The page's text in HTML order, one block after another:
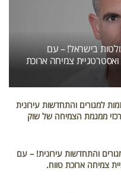
בישראל! – עם
ואסטרטגיית צמיחה ארוכת
למגורים והתחדשות עירונית
ממגמת הצמיחה של שוק
והתחדשות עירונית! – עם
צמיחה ארוכת טווח.